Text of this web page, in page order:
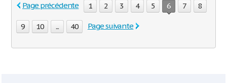
Page précédente
1 2 3 4 5 6 7 8
9 10 ... 40 Page suivante